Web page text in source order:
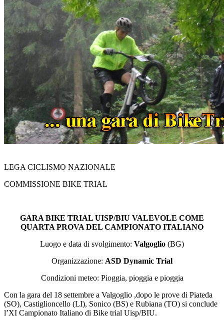
LEGA CICLISMO NAZIONALE
COMMISSIONE BIKE TRIAL
GARA BIKE TRIAL UISP/BIU VALEVOLE COME
QUARTA PROVA DEL CAMPIONATO ITALIANO
Luogo e data di svolgimento: Valgoglio (BG)
Organizzazione: ASD Dynamic Trial
Condizioni meteo: Pioggia, pioggia e pioggia
Con la gara del 18 settembre a Valgoglio ,dopo le prove di Piateda
(SO), Castiglioncello (LI), Sonico (BS) e Rubiana (TO) si conclude
l’XI Campionato Italiano di Bike trial Uisp/BIU.